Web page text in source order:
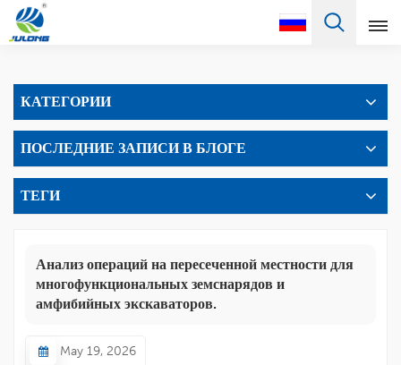
Pусский
Français
Português
Türkçe
КАТЕГОРИИ
ПОСЛЕДНИЕ ЗАПИСИ В БЛОГЕ
ТЕГИ
Анализ операций на пересеченной местности для
многофункциональных земснарядов и
амфибийных экскаваторов.
May 19, 2026